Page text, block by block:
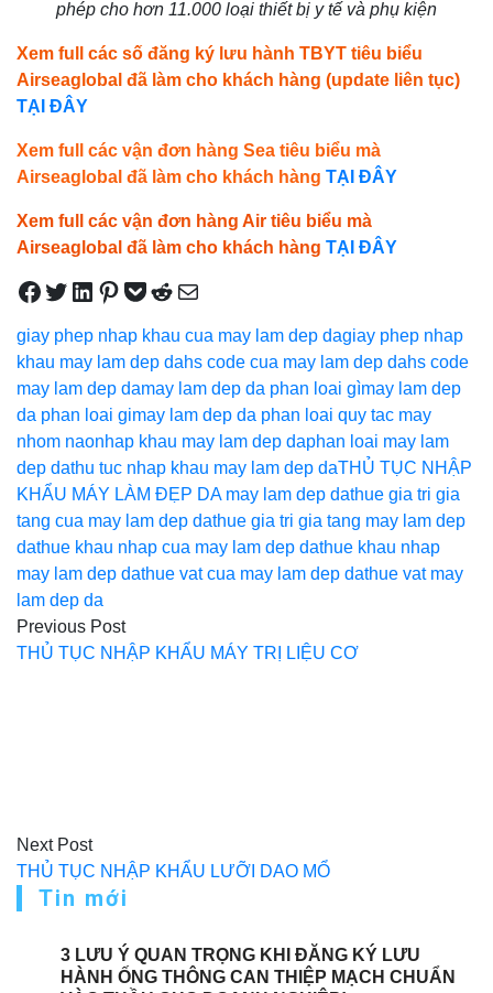
phép cho hơn 11.000 loại thiết bị y tế và phụ kiện
Xem full các số đăng ký lưu hành TBYT tiêu biểu
Airseaglobal đã làm cho khách hàng (update liên tục)
TẠI ĐÂY
Xem full các vận đơn hàng Sea tiêu biểu mà
Airseaglobal đã làm cho khách hàng TẠI ĐÂY
Xem full các vận đơn hàng Air tiêu biểu mà
Airseaglobal đã làm cho khách hàng TẠI ĐÂY
Share on Facebook
Tweet on Twitter
Share on LinkedIn
Pin on Pinterest
Save to pocket
Share on Reddit
Share via Email
giay phep nhap khau cua may lam dep dagiay phep nhap
khau may lam dep dahs code cua may lam dep dahs code
may lam dep damay lam dep da phan loai gìmay lam dep
da phan loai gimay lam dep da phan loai quy tac may
nhom naonhap khau may lam dep daphan loai may lam
dep dathu tuc nhap khau may lam dep daTHỦ TỤC NHẬP
KHẨU MÁY LÀM ĐẸP DA may lam dep dathue gia tri gia
tang cua may lam dep dathue gia tri gia tang may lam dep
dathue khau nhap cua may lam dep dathue khau nhap
may lam dep dathue vat cua may lam dep dathue vat may
lam dep da
Điều
hướng
Previous Post
THỦ TỤC NHẬP KHẨU MÁY TRỊ LIỆU CƠ
Next Post
THỦ TỤC NHẬP KHẨU LƯỠI DAO MỔ
Tin mới
3 LƯU Ý QUAN TRỌNG KHI ĐĂNG KÝ LƯU
HÀNH ỐNG THÔNG CAN THIỆP MẠCH CHUẨN